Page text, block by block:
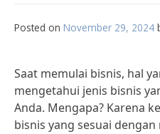
Posted on November 29, 2024
Saat memulai bisnis, hal
mengetahui jenis bisnis
Anda. Mengapa? Karena
bisnis yang sesuai